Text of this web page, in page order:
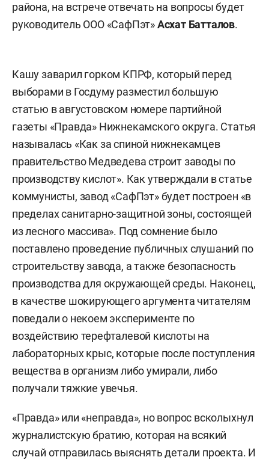
района, на встрече отвечать на вопросы будет
руководитель ООО «СафПэт»Асхат Батталов.
Кашу заварил горком КПРФ, который перед
выборами в Госдуму разместил большую
статью в августовском номере партийной
газеты «Правда» Нижнекамского округа. Статья
называлась «Как за спиной нижнекамцев
правительство Медведева строит заводы по
производству кислот». Как утверждали в статье
коммунисты, завод «СафПэт» будет построен «в
пределах санитарно-защитной зоны, состоящей
из лесного массива». Под сомнение было
поставлено проведение публичных слушаний по
строительству завода, а также безопасность
производства для окружающей среды. Наконец,
в качестве шокирующего аргумента читателям
поведали о некоем эксперименте по
воздействию терефталевой кислоты на
лабораторных крыс, которые после поступления
вещества в организм либо умирали, либо
получали тяжкие увечья.
«Правда» или «неправда», но вопрос всколыхнул
журналистскую братию, которая на всякий
случай отправилась выяснять детали проекта. И